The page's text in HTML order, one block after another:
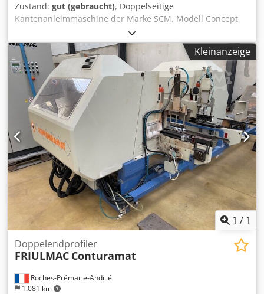
Zustand: gut (gebraucht), Doppelseitige
Kantenanleimmaschine der Marke SCM, Modell Concept
2000, ausgestattet mit elektronischer Öffnungs- und
Höhenverstellung. Vorritz- und Spanfräser an rechter +
linker Seite. Toupie mit Zeitsteuerung + feste Toupie rechts
+ links. Tellerschleifer an rechter + linker Seite.
Bandschleifeinheit auf der linken Seite.
Frequenzumrichter auf allen Toupies. Nutzbare
Arbeitsbreite 3000 mm. Ausschaltung der Dornstifte per
Wahlschalter. Raupenbreite 50 mm, ideal für schmale
Werkstücke. Maschine in einwandfreiem Zustand, sofort
einsatzbereit. Chjdpfx Aiozfprkopea
Kleinanzeige
1 / 1
Roches-Prémarie-Andillé
1.081 km
Doppelendprofiler
FRIULMAC Conturamat